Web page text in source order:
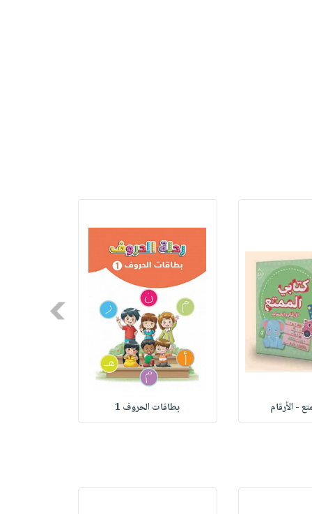
- الأرقام بطاقات الحروف 1
Next